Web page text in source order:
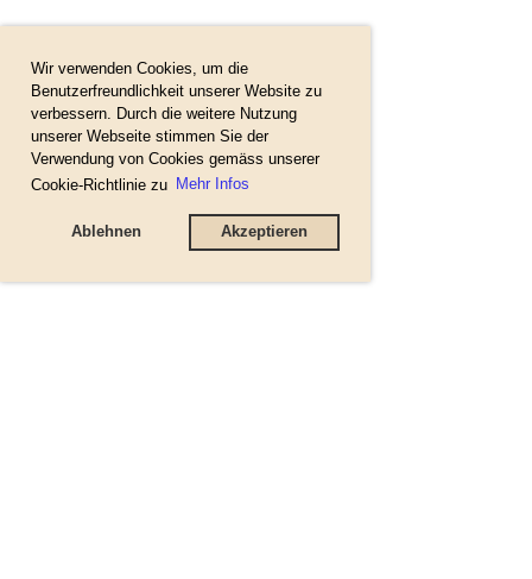
Wir verwenden Cookies, um die
Benutzerfreundlichkeit unserer Website zu
verbessern. Durch die weitere Nutzung
unserer Webseite stimmen Sie der
Verwendung von Cookies gemäss unserer
Cookie-Richtlinie zu Mehr Infos
Ablehnen Akzeptieren